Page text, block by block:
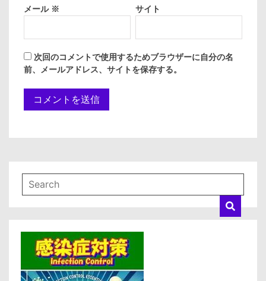
メール ※ サイト
次回のコメントで使用するためブラウザーに自分の名
前、メールアドレス、サイトを保存する。